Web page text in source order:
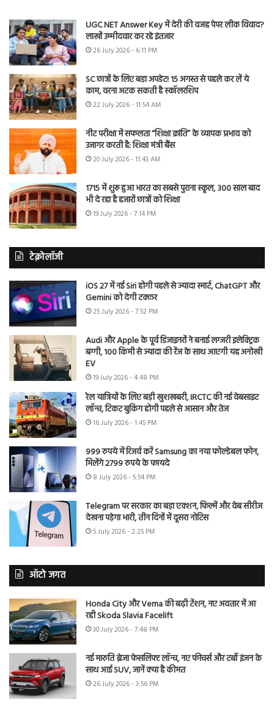
UGC NET Answer Key में देरी की वजह पेपर लीक विवाद?
लाखों उम्मीदवार कर रहे इंतजार
26 July 2026 - 6:11 PM
SC छात्रों के लिए बड़ा अपडेट! 15 अगस्त से पहले कर लें ये
काम, वरना अटक सकती है स्कॉलरशिप
22 July 2026 - 11:54 AM
नीट परीक्षा में सफलता “शिक्षा क्रांति” के व्यापक प्रभाव को
उजागर करती है: शिक्षा मंत्री बैंस
20 July 2026 - 11:43 AM
1715 में शुरू हुआ भारत का सबसे पुराना स्कूल, 300 साल बाद
भी दे रहा है हजारों छात्रों को शिक्षा
19 July 2026 - 7:14 PM
टेक्नोलॉजी
iOS 27 में नई Siri होगी पहले से ज्यादा स्मार्ट, ChatGPT और
Gemini को देगी टक्कर
25 July 2026 - 7:52 PM
Audi और Apple के पूर्व डिजाइनरों ने बनाई लग्जरी इलेक्ट्रिक
बग्गी, 100 किमी से ज्यादा की रेंज के साथ आएगी यह अनोखी
EV
19 July 2026 - 4:48 PM
रेल यात्रियों के लिए बड़ी खुशखबरी, IRCTC की नई वेबसाइट
लॉन्च, टिकट बुकिंग होगी पहले से आसान और तेज
16 July 2026 - 1:45 PM
999 रुपये में रिजर्व करें Samsung का नया फोल्डेबल फोन,
मिलेंगे 2799 रुपये के फायदे
8 July 2026 - 5:54 PM
Telegram पर सरकार का बड़ा एक्शन, फिल्में और वेब सीरीज
देखना पड़ेगा भारी, तीन दिनों में दूसरा नोटिस
5 July 2026 - 2:25 PM
ऑटो जगत
Honda City और Verna की बढ़ी टेंशन, नए अवतार में आ
रही Skoda Slavia Facelift
30 July 2026 - 7:48 PM
नई मारुति ब्रेजा फेसलिफ्ट लॉन्च, नए फीचर्स और टर्बो इंजन के
साथ आई SUV, जानें क्या है कीमत
26 July 2026 - 3:56 PM